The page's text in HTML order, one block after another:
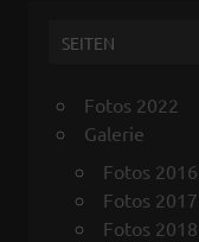
SEITEN
Fotos 2022
Galerie
Fotos 2016
Fotos 2017
Fotos 2018